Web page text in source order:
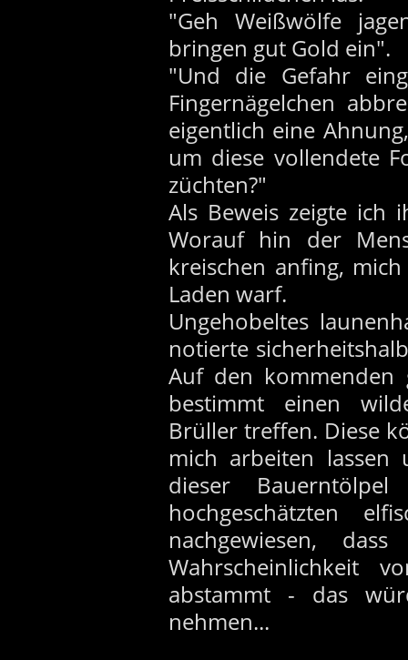
"Geh Weißwölfe
bringen gut Gold ein".
"Und die Gefahr
Fingernägelchen
eigentlich eine
um diese vollendete
züchten?"
Als Beweis zeigte ich
Worauf hin der
kreischen anfing,
Laden warf.
Ungehobeltes
notierte
Auf den kommenden
bestimmt einen
Brüller treffen. Diese
mich arbeiten
dieser
hochgeschätzten
nachgewiesen,
Wahrscheinlichkeit
abstammt - das
nehmen...